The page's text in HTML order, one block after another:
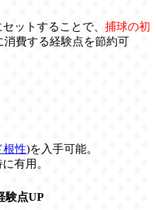
ットすることで、 捕球の初
消費する経験点を節約可
根性)を入手可能。
有用。
験点UP